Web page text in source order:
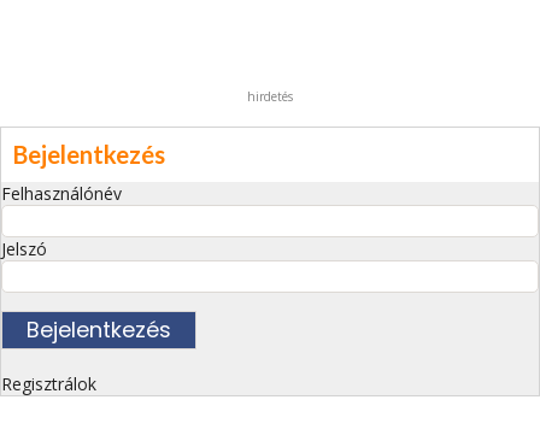
hirdetés
Bejelentkezés
Felhasználónév
Jelszó
Regisztrálok